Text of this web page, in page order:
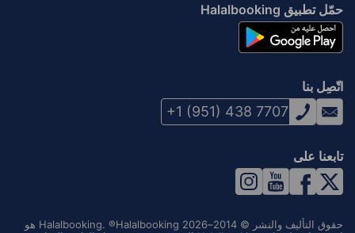
حمّل تطبيق Halalbooking
اتّصِل بنا
+1 (951) 438 7707
تابعنا على
حقوق التأليف والنشر © 2014–2026 Halalbooking. ®Halalbooking هو